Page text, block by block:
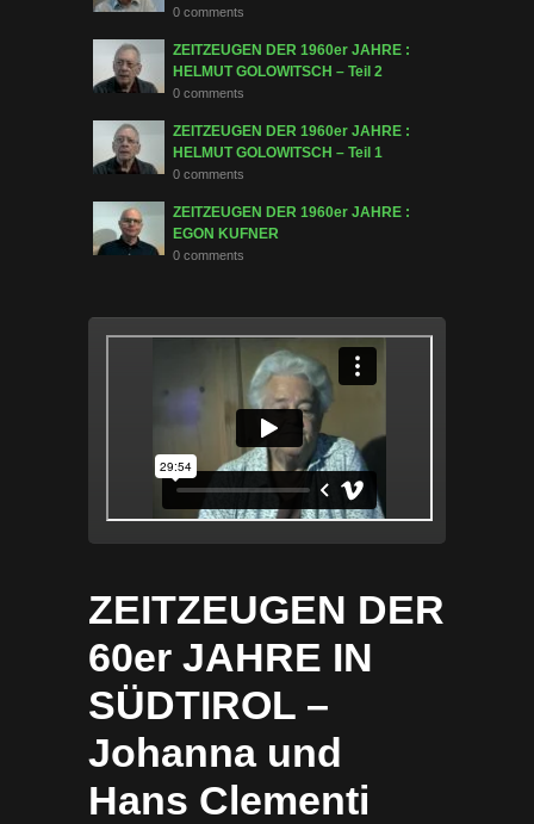
0 comments
ZEITZEUGEN DER 1960er JAHRE :
HELMUT GOLOWITSCH – Teil 2
0 comments
ZEITZEUGEN DER 1960er JAHRE :
HELMUT GOLOWITSCH – Teil 1
0 comments
ZEITZEUGEN DER 1960er JAHRE :
EGON KUFNER
0 comments
ZEITZEUGEN DER
60er JAHRE IN
SÜDTIROL –
Johanna und
Hans Clementi